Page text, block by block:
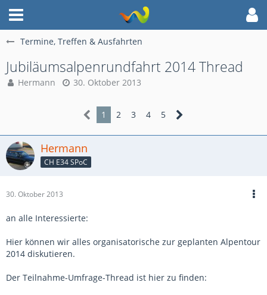
Termine, Treffen & Ausfahrten
Jubiläumsalpenrundfahrt 2014 Thread
Hermann 30. Oktober 2013
1 2 3 4 5
Hermann
CH E34 SPoC
30. Oktober 2013
an alle Interessierte:
Hier können wir alles organisatorische zur geplanten Alpentour
2014 diskutieren.
Der Teilnahme-Umfrage-Thread ist hier zu finden: